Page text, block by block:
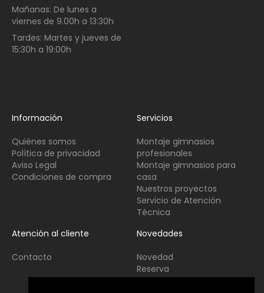
Mañanas: De lunes a
viernes de 9.00h a 13:30h
Tardes: Martes y jueves de
15:30h a 19:00h
Información
Quiénes somos
Política de privacidad
Aviso Legal
Condiciones de compra
Servicios
Montaje gimnasios
profesionales
Montaje gimnasios para
casa
Nuestros proyectos
Servicio de Atención
Técnica
Atención al cliente
Contacto
Novedades
Novedad
Reserva
Usado